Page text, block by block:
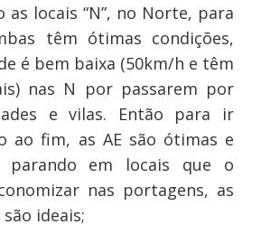
as locais “N”, no Norte, para
têm ótimas condições,
é bem baixa (50km/h e têm
nas N por passarem por
e vilas. Então para ir
ao fim, as AE são ótimas e
parando em locais que o
nas portagens, as
ideais;